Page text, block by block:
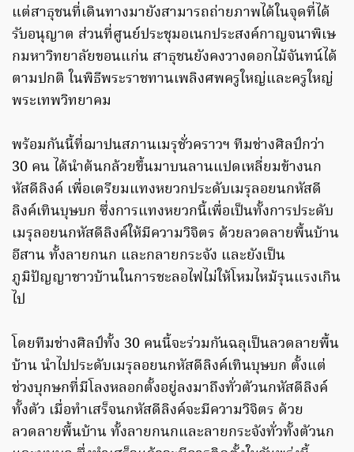
แต่สาธุชนที่เดินทางมายังสามารถถ่ายภาพได้ในจุดที่ได้
รับอนุญาต ส่วนที่ศูนย์ประชุมอเนกประสงค์กาญจนาพิเษ
กมหาวิทยาลัยขอนแก่น สาธุชนยังคงวางดอกไม้จันทน์ได้
ตามปกติ ในพิธีพระราชทานเพลิงศพครูใหญ่และครูใหญ่
พระเทพวิทยาคม
พร้อมกันนี้ที่ฌาปนสภานเมรุชั่วคราวฯ ทีมช่างศิลป์กว่า
30 คน ได้นำต้นกล้วยขึ้นมาบนลานแปดเหลี่ยมข้างนก
หัสดีลิงค์ เพื่อเตรียมแทงหยวกประดับเมรุลอยนกหัสดี
ลิงค์เทินบุษบก ซึ่งการแทงหยวกนี้เพื่อเป็นทั้งการประดับ
เมรุลอยนกหัสดีลิงค์ให้มีความวิจิตร ด้วยลวดลายพื้นบ้าน
อีสาน ทั้งลายกนก และกลายกระจัง และยังเป็น
ภูมิปัญญาชาวบ้านในการชะลอไฟไม่ให้โหมไหม้รุนแรงเกิน
ไป
โดยทีมช่างศิลป์ทั้ง 30 คนนี้จะร่วมกันฉลุเป็นลวดลายพื้น
บ้าน นำไปประดับเมรุลอยนกหัสดีลิงค์เทินบุษบก ตั้งแต่
ช่วงบุกษกที่มีโลงหลอกตั้งอยู่ลงมาถึงทั่วตัวนกหัสดีลิงค์
ทั้งตัว เมื่อทำเสร็จนกหัสดีลิงค์จะมีความวิจิตร ด้วย
ลวดลายพื้นบ้าน ทั้งลายกนกและลายกระจังทั่วทั้งตัวนก